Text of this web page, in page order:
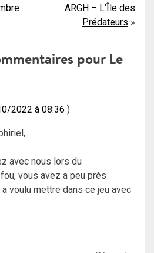
ARGH – L’Île des
Prédateurs
pour Le
2022 à 08:36
avec nous lors du
vous avez a peu près
a voulu mettre dans ce jeu avec